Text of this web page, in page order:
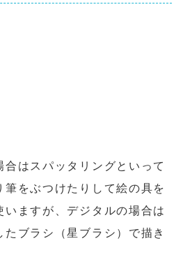
はスパッタリングといって
をぶつけたりして絵の具を
ますが、デジタルの場合は
ブラシ（星ブラシ）で描き